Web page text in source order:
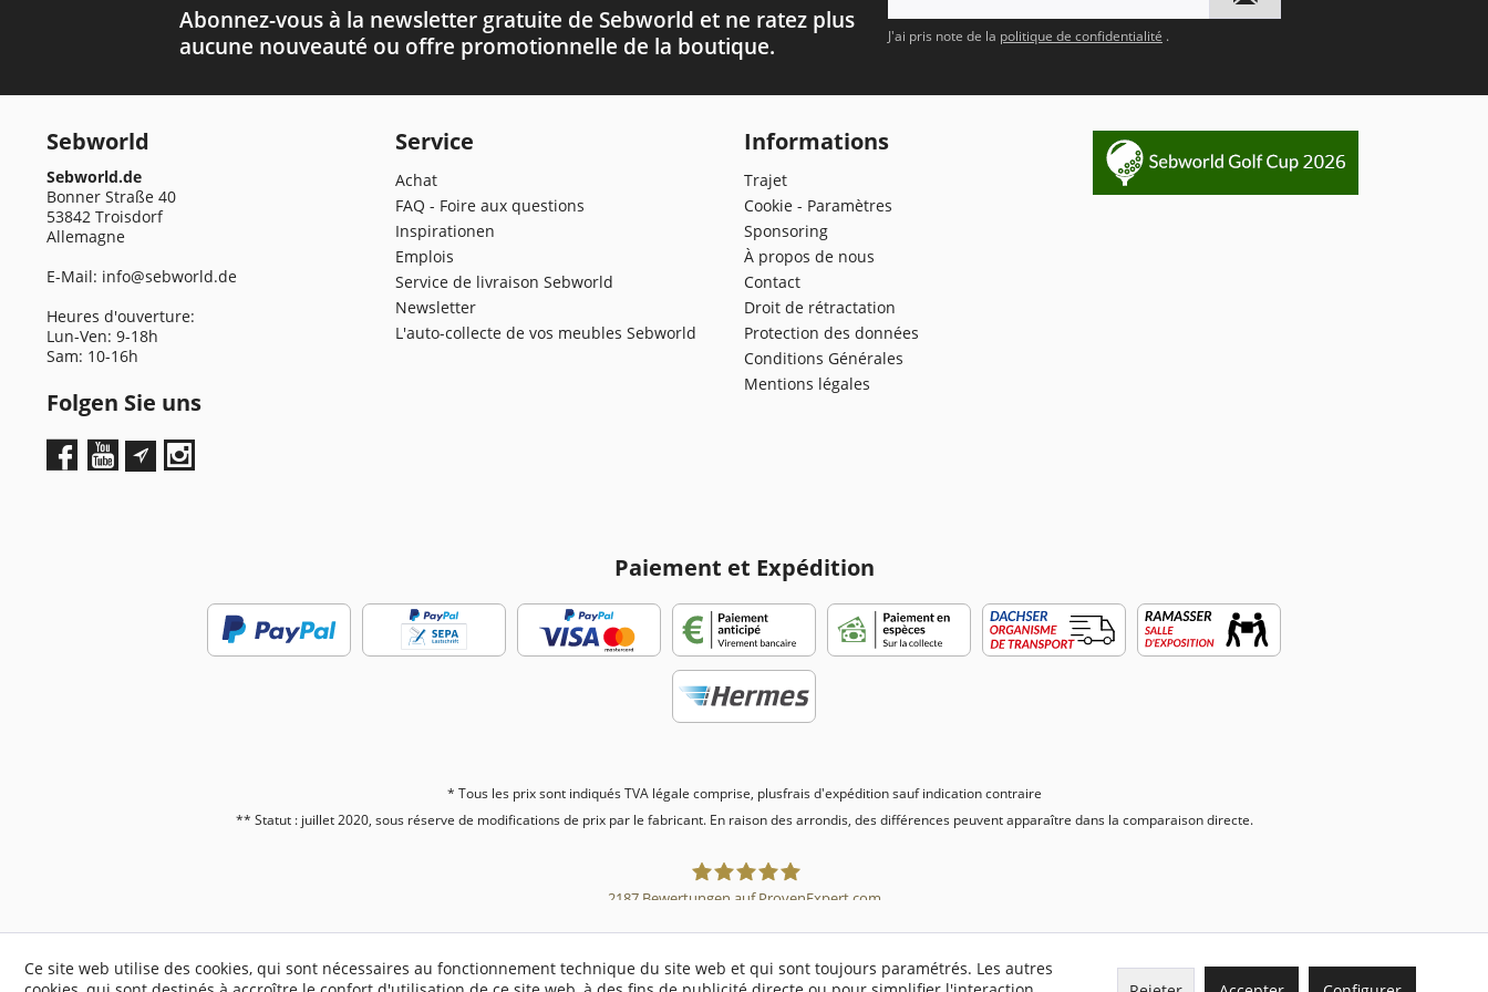
Abonnez-vous à la newsletter gratuite de Sebworld et ne ratez plus
aucune nouveauté ou offre promotionnelle de la boutique.
J'ai pris note de la politique de confidentialité .
Sebworld
Sebworld.de
Bonner Straße 40
53842 Troisdorf
Allemagne
E-Mail: info@sebworld.de
Heures d'ouverture:
Lun-Ven: 9-18h
Sam: 10-16h
Folgen Sie uns
Service
Achat
FAQ - Foire aux questions
Inspirationen
Emplois
Service de livraison Sebworld
Newsletter
L'auto-collecte de vos meubles Sebworld
Informations
Trajet
Cookie - Paramètres
Sponsoring
À propos de nous
Contact
Droit de rétractation
Protection des données
Conditions Générales
Mentions légales
Paiement et Expédition
* Tous les prix sont indiqués TVA légale comprise, plusfrais d'expéditionsauf indication contraire
** Statut : juillet 2020, sous réserve de modifications de prix par le fabricant. En raison des arrondis, des différences peuvent apparaître dans la comparaison directe.
Sebworld
2187Bewertungen auf ProvenExpert.com
Ce site web utilise des cookies, qui sont nécessaires au fonctionnement technique du site web et qui sont toujours paramétrés. Les autres